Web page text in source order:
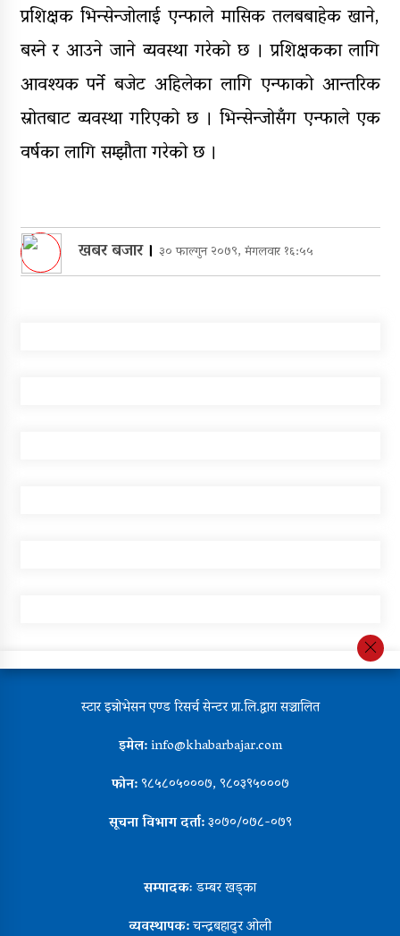
प्रशिक्षक भिन्सेन्जोलाई एन्फाले मासिक तलबबाहेक खाने,
बस्ने र आउने जाने व्यवस्था गरेको छ । प्रशिक्षकका लागि
आवश्यक पर्ने बजेट अहिलेका लागि एन्फाको आन्तरिक
स्रोतबाट व्यवस्था गरिएको छ । भिन्सेन्जोसँग एन्फाले एक
वर्षका लागि सम्झौता गरेको छ ।
खबर बजार। ३० फाल्गुन २०७९, मंगलवार १६:५५
स्टार इन्नोभेसन एण्ड रिसर्च सेन्टर प्रा.लि.द्वारा सञ्चालित
इमेल:info@khabarbajar.com
फोन:९८५८०५०००७, ९८०३९५०००७
सूचना विभाग दर्ता:३०७०/०७८-०७९
सम्पादकःडम्बर खड्का
व्यवस्थापक:चन्द्रबहादुर ओली